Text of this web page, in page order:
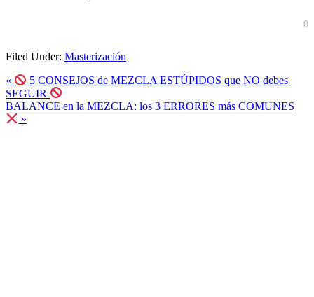
0
Filed Under: Masterización
Previous
Post:
«
5 CONSEJOS de MEZCLA ESTÚPIDOS que NO debes
SEGUIR
Next
Post:
BALANCE en la MEZCLA: los 3 ERRORES más COMUNES
»